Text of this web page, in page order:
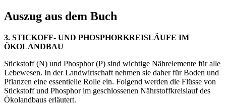
Auszug aus dem Buch
3. STICKOFF- UND PHOSPHORKREISLÄUFE IM
ÖKOLANDBAU
Stickstoff (N) und Phosphor (P) sind wichtige Nährelemente für alle
Lebewesen. In der Landwirtschaft nehmen sie daher für Boden und
Pflanzen eine essentielle Rolle ein. Folgend werden die Flüsse von
Stickstoff und Phosphor im geschlossenen Nährstoffkreislauf des
Ökolandbaus erläutert.